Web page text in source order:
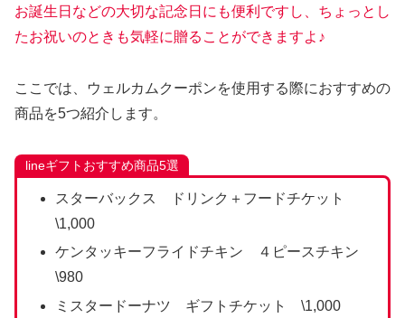
お誕生日などの大切な記念日にも便利ですし、ちょっとし
たお祝いのときも気軽に贈ることができますよ♪
ここでは、ウェルカムクーポンを使用する際におすすめの
商品を5つ紹介します。
lineギフトおすすめ商品5選
スターバックス ドリンク＋フードチケット
\1,000
ケンタッキーフライドチキン ４ピースチキン
\980
ミスタードーナツ ギフトチケット \1,000